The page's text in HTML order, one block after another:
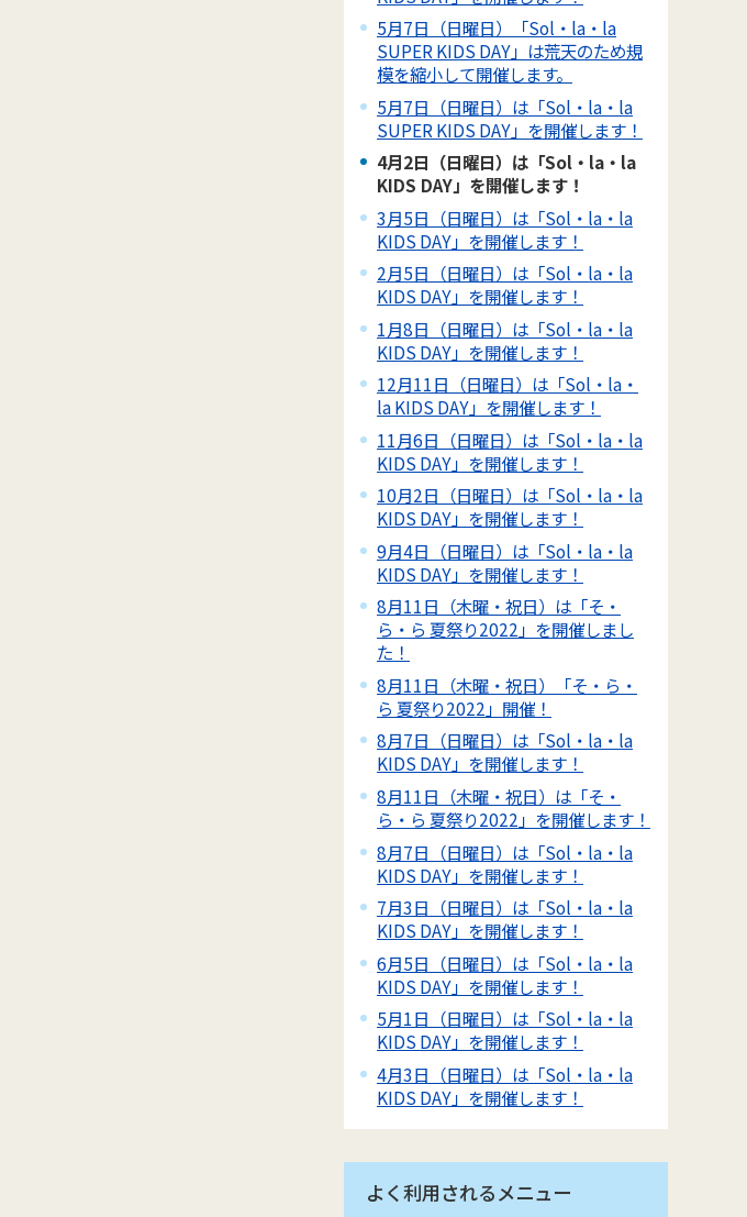
5月7日（日曜日）「Sol・la・la
SUPER KIDS DAY」は荒天のため規
模を縮小して開催します。
5月7日（日曜日）は「Sol・la・la
SUPER KIDS DAY」を開催します！
4月2日（日曜日）は「Sol・la・la
KIDS DAY」を開催します！
3月5日（日曜日）は「Sol・la・la
KIDS DAY」を開催します！
2月5日（日曜日）は「Sol・la・la
KIDS DAY」を開催します！
1月8日（日曜日）は「Sol・la・la
KIDS DAY」を開催します！
12月11日（日曜日）は「Sol・la・
la KIDS DAY」を開催します！
11月6日（日曜日）は「Sol・la・la
KIDS DAY」を開催します！
10月2日（日曜日）は「Sol・la・la
KIDS DAY」を開催します！
9月4日（日曜日）は「Sol・la・la
KIDS DAY」を開催します！
8月11日（木曜・祝日）は「そ・
ら・ら 夏祭り2022」を開催しまし
た！
8月11日（木曜・祝日）「そ・ら・
ら 夏祭り2022」開催！
8月7日（日曜日）は「Sol・la・la
KIDS DAY」を開催します！
8月11日（木曜・祝日）は「そ・
ら・ら 夏祭り2022」を開催します！
8月7日（日曜日）は「Sol・la・la
KIDS DAY」を開催します！
7月3日（日曜日）は「Sol・la・la
KIDS DAY」を開催します！
6月5日（日曜日）は「Sol・la・la
KIDS DAY」を開催します！
5月1日（日曜日）は「Sol・la・la
KIDS DAY」を開催します！
4月3日（日曜日）は「Sol・la・la
KIDS DAY」を開催します！
よく利用されるメニュー